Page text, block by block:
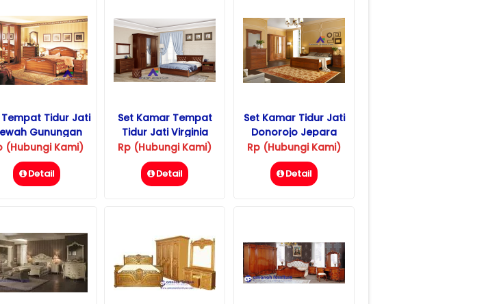
Tempat Tidur Jati
Gunungan
(Hubungi Kami)
Detail
Set Kamar Tempat
Tidur Jati Virginia
Rp (Hubungi Kami)
Detail
Set Kamar Tidur Jati
Donorojo Jepara
Rp (Hubungi Kami)
Detail